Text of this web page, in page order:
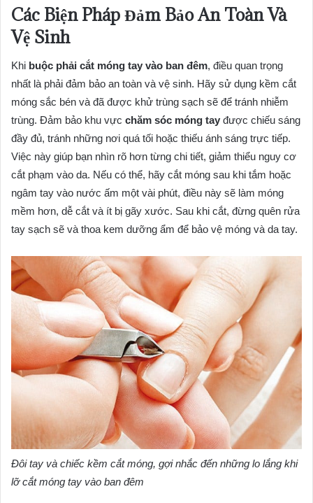
Các Biện Pháp Đảm Bảo An Toàn Và
Vệ Sinh
Khi buộc phải cắt móng tay vào ban đêm, điều quan trọng
nhất là phải đảm bảo an toàn và vệ sinh. Hãy sử dụng kềm cắt
móng sắc bén và đã được khử trùng sạch sẽ để tránh nhiễm
trùng. Đảm bảo khu vực chăm sóc móng tay được chiếu sáng
đầy đủ, tránh những nơi quá tối hoặc thiếu ánh sáng trực tiếp.
Việc này giúp bạn nhìn rõ hơn từng chi tiết, giảm thiểu nguy cơ
cắt phạm vào da. Nếu có thể, hãy cắt móng sau khi tắm hoặc
ngâm tay vào nước ấm một vài phút, điều này sẽ làm móng
mềm hơn, dễ cắt và ít bị gãy xước. Sau khi cắt, đừng quên rửa
tay sạch sẽ và thoa kem dưỡng ẩm để bảo vệ móng và da tay.
Đôi tay và chiếc kềm cắt móng, gợi nhắc đến những lo lắng khi
lỡ cắt móng tay vào ban đêm